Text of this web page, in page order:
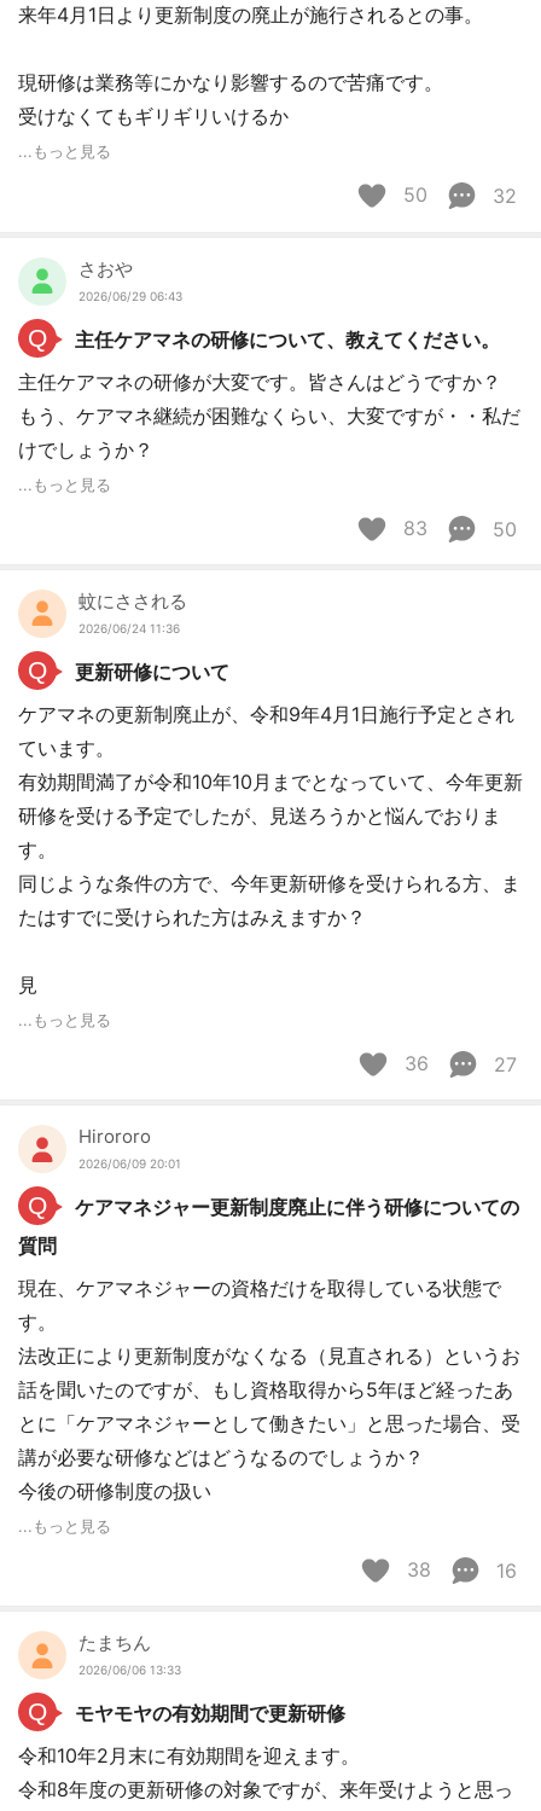
来年4月1日より更新制度の廃止が施行されるとの事。
現研修は業務等にかなり影響するので苦痛です。
受けなくてもギリギリいけるか
...もっと見る
50 32
さおや
2026/06/29 06:43
Q
主任ケアマネの研修について、教えてください。
主任ケアマネの研修が大変です。皆さんはどうですか？
もう、ケアマネ継続が困難なくらい、大変ですが・・私だ
けでしょうか？
...もっと見る
83 50
蚊にさされる
2026/06/24 11:36
Q
更新研修について
ケアマネの更新制廃止が、令和9年4月1日施行予定とされ
ています。
有効期間満了が令和10年10月までとなっていて、今年更新
研修を受ける予定でしたが、見送ろうかと悩んでおりま
す。
同じような条件の方で、今年更新研修を受けられる方、ま
たはすでに受けられた方はみえますか？
見
...もっと見る
36 27
Hirororo
2026/06/09 20:01
Q
ケアマネジャー更新制度廃止に伴う研修についての
質問
現在、ケアマネジャーの資格だけを取得している状態で
す。
法改正により更新制度がなくなる（見直される）というお
話を聞いたのですが、もし資格取得から5年ほど経ったあ
とに「ケアマネジャーとして働きたい」と思った場合、受
講が必要な研修などはどうなるのでしょうか？
今後の研修制度の扱い
...もっと見る
38 16
たまちん
2026/06/06 13:33
Q
モヤモヤの有効期間で更新研修
令和10年2月末に有効期間を迎えます。
令和8年度の更新研修の対象ですが、来年受けようと思っ